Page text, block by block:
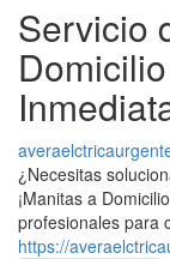
Servicio
¿Necesitas
¡Manitas a
profesionales para
https://